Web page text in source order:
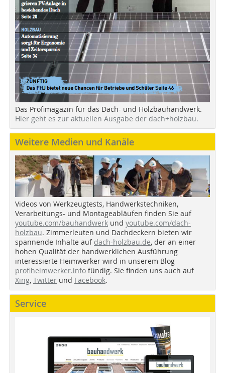
Das Profimagazin für das Dach- und Holzbauhandwerk.
Hier geht es zur aktuellen Ausgabe der dach+holzbau.
Weitere Medien und Kanäle
Videos von Werkzeugtests, Handwerkstechniken,
Verarbeitungs- und Montageabläufen finden Sie auf
youtube.com/bauhandwerk und youtube.com/dach-
holzbau. Zimmerleuten und Dachdeckern bieten wir
spannende Inhalte auf dach-holzbau.de, der an einer
hohen Qualität der handwerklichen Ausführung
interessierte Heimwerker wird in unserem Blog
profiheimwerker.info fündig. Sie finden uns auch auf
Xing, Twitter und Facebook.
Service